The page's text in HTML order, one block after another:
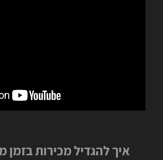
איך להגדיל מכירות בזמן